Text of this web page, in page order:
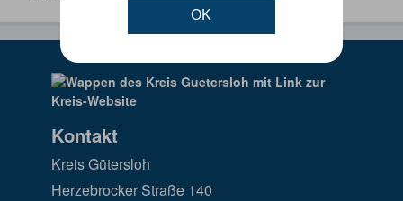
OK
Kontakt
Kreis Gütersloh
Herzebrocker Straße 140